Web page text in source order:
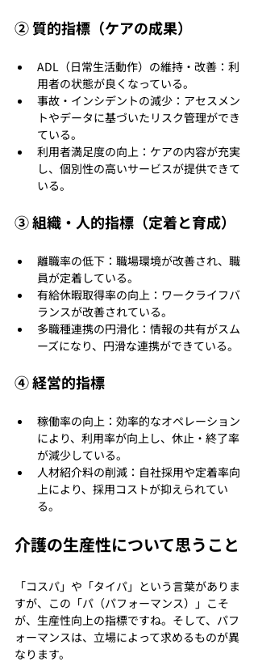
② 質的指標（ケアの成果）
ADL（日常生活動作）の維持・改善：利
用者の状態が良くなっている。
事故・インシデントの減少：アセスメン
トやデータに基づいたリスク管理ができ
ている。
利用者満足度の向上：ケアの内容が充実
し、個別性の高いサービスが提供できて
いる。
③ 組織・人的指標（定着と育成）
離職率の低下：職場環境が改善され、職
員が定着している。
有給休暇取得率の向上：ワークライフバ
ランスが改善されている。
多職種連携の円滑化：情報の共有がスム
ーズになり、円滑な連携ができている。
④ 経営的指標
稼働率の向上：効率的なオペレーション
により、利用率が向上し、休止・終了率
が減少している。
人材紹介料の削減：自社採用や定着率向
上により、採用コストが抑えられてい
る。
介護の生産性について思うこと
「コスパ」や「タイパ」という言葉がありま
すが、この「パ（パフォーマンス）」こそ
が、生産性向上の指標ですね。そして、パフ
ォーマンスは、立場によって求めるものが異
なります。